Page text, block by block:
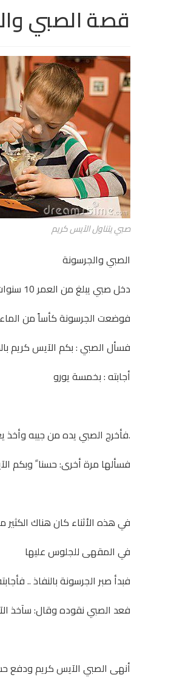
قصة الصبي
صبي يتناول الآيس كريم
الصبي والجرسونة
دخل صبي يبلغ من العمر 10 سنوات الى مقهى وجلس على الطربيزة،
فوضعت الجرسونة كأساً من
فسأل الصبي : بكم الآيس كريم
أجابته : بخمسة يورو
.فأخرج الصبي يده من جيبه وأخذ
فسألها مرة أخرى: حسنا ً وبكم
في هذه الأثناء كان هناك الكثير
في المقهى للجلوس عليها
فبدأ صبر الجرسونة بالنفاذ ..
فعد الصبي نقوده وقال: سآخذ
أنهى الصبي الآيس كريم ودفع